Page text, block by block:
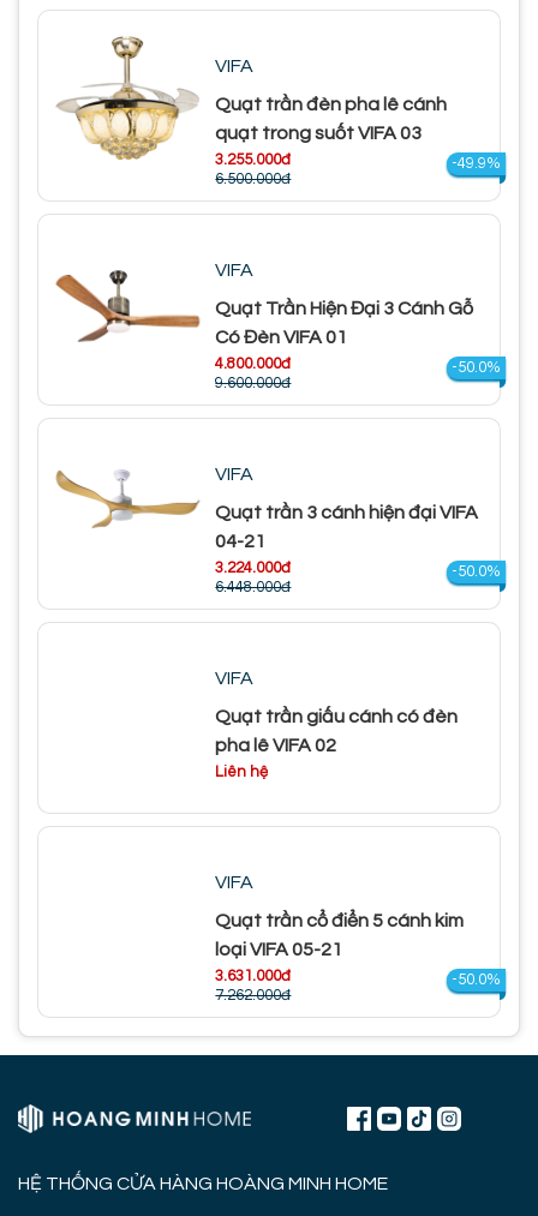
VIFA
Quạt trần đèn pha lê cánh
quạt trong suốt VIFA 03
3.255.000đ
6.500.000đ
-49.9%
VIFA
Quạt Trần Hiện Đại 3 Cánh Gỗ
Có Đèn VIFA 01
4.800.000đ
9.600.000đ
-50.0%
VIFA
Quạt trần 3 cánh hiện đại VIFA
04-21
3.224.000đ
6.448.000đ
-50.0%
VIFA
Quạt trần giấu cánh có đèn
pha lê VIFA 02
Liên hệ
VIFA
Quạt trần cổ điển 5 cánh kim
loại VIFA 05-21
3.631.000đ
7.262.000đ
-50.0%
HỆ THỐNG CỬA HÀNG HOÀNG MINH HOME